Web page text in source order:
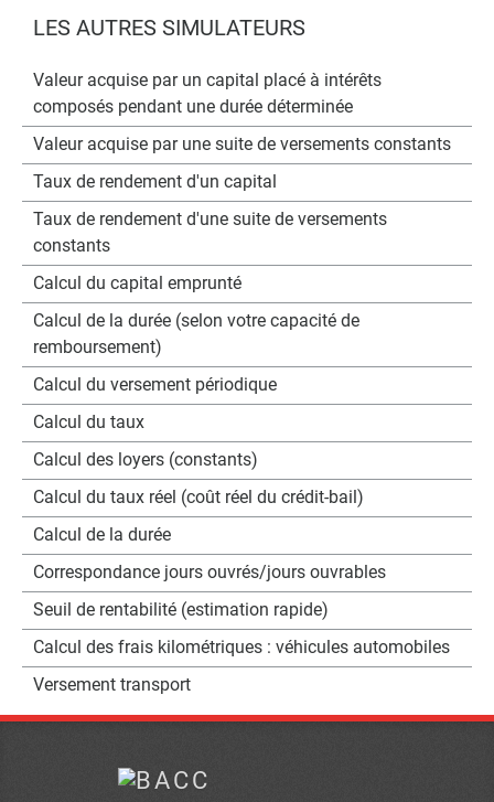
LES AUTRES SIMULATEURS
Valeur acquise par un capital placé à intérêts
composés pendant une durée déterminée
Valeur acquise par une suite de versements constants
Taux de rendement d'un capital
Taux de rendement d'une suite de versements
constants
Calcul du capital emprunté
Calcul de la durée (selon votre capacité de
remboursement)
Calcul du versement périodique
Calcul du taux
Calcul des loyers (constants)
Calcul du taux réel (coût réel du crédit-bail)
Calcul de la durée
Correspondance jours ouvrés/jours ouvrables
Seuil de rentabilité (estimation rapide)
Calcul des frais kilométriques : véhicules automobiles
Versement transport